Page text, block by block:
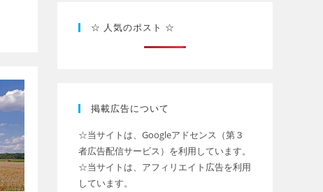
☆ 人気のポスト ☆
掲載広告について
☆当サイトは、Googleアドセンス（第３
者広告配信サービス）を利用しています。
☆当サイトは、アフィリエイト広告を利用
しています。